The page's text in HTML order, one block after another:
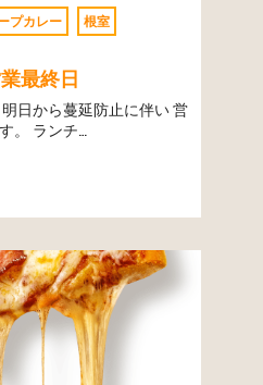
プカレー 根室
最終日
日から蔓延防止に伴い 営
。 ランチ…